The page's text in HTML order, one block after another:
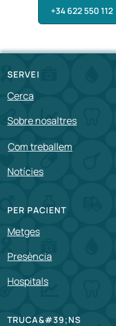
+34 622 550 112
SERVEI
Cerca
Sobre nosaltres
Com treballem
Notícies
PER PACIENT
Metges
Presència
Hospitals
TRUCA&#39;NS